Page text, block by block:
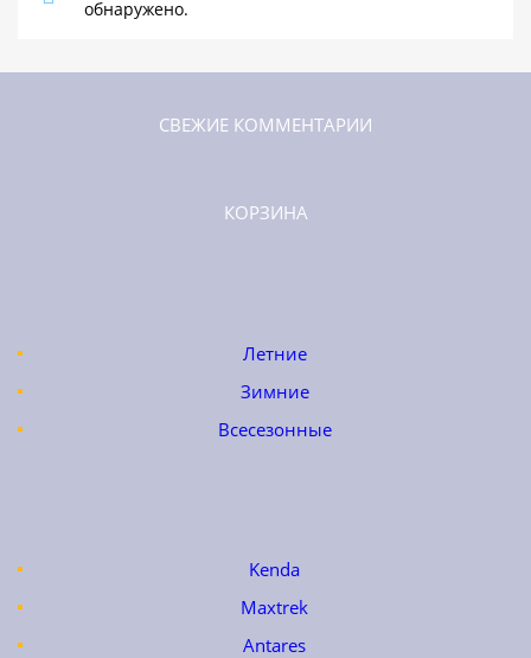
обнаружено.
СВЕЖИЕ КОММЕНТАРИИ
КОРЗИНА
Летние
Зимние
Всесезонные
Kenda
Maxtrek
Antares